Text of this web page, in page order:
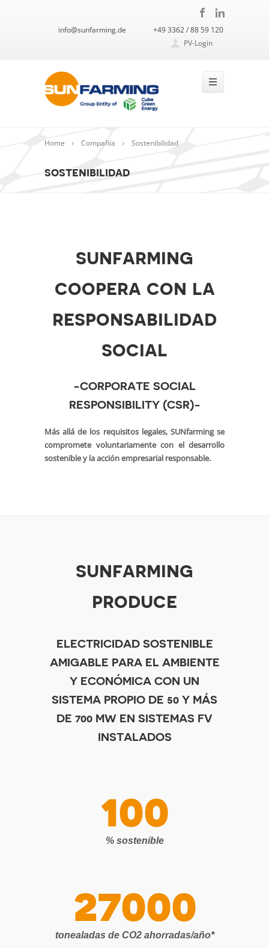
info@sunfarming.de
+49 3362 / 88 59 120
PV-Login
Home Compañía Sostenibilidad
sostenibilidad
sunfarming
coopera con la
responsabilidad
social
-CORPORATE SOCIAL
RESPONSIBILITY (CSR)-
Más allá de los requisitos legales, SUNfarming se
compromete voluntariamente con el desarrollo
sostenible y la acción empresarial responsable.
sunfarming
produce
ELECTRICIDAD SOSTENIBLE
AMIGABLE PARA EL AMBIENTE
Y ECONÓMICA CON UN
SISTEMA PROPIO DE 50 Y MÁS
DE 700 MW EN SISTEMAS FV
INSTALADOS
100
% sostenible
27000
tonealadas de CO2 ahorradas/año*